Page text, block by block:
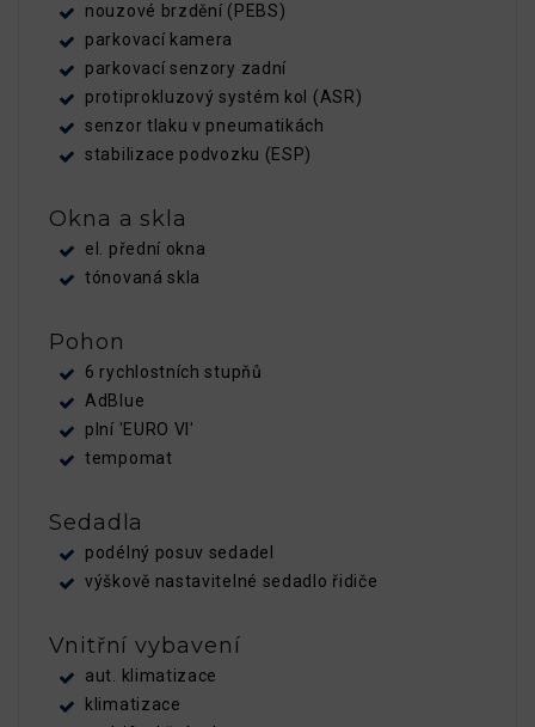
nouzové brzdění (PEBS)
parkovací kamera
parkovací senzory zadní
protiprokluzový systém kol (ASR)
senzor tlaku v pneumatikách
stabilizace podvozku (ESP)
Okna a skla
el. přední okna
tónovaná skla
Pohon
6 rychlostních stupňů
AdBlue
plní 'EURO VI'
tempomat
Sedadla
podélný posuv sedadel
výškově nastavitelné sedadlo řidiče
Vnitřní vybavení
aut. klimatizace
klimatizace